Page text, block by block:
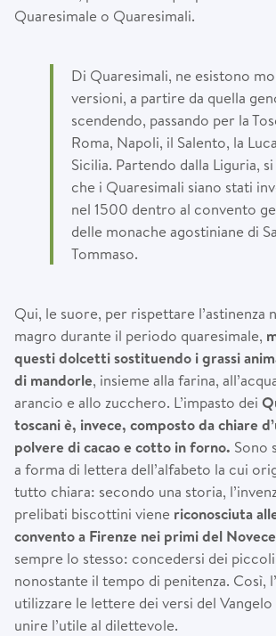
Quaresimale o Quaresimali.
Di Quaresimali, ne esistono
versioni, a partire da quella
scendendo, passando per la
Roma, Napoli, il Salento, la
Sicilia. Partendo dalla Liguria,
che i Quaresimali siano stati
nel 1500 dentro al convento
delle monache agostiniane di
Tommaso.
Qui, le suore, per rispettare l’astinenza
magro durante il periodo quaresimale,
questi dolcetti sostituendo i grassi
di mandorle, insieme alla farina,
arancio e allo zucchero. L’impasto dei
toscaniè, invece, composto da chiare
polvere di cacao e cotto in forno. Sono
a forma di lettera dell’alfabeto la cui
tutto chiara: secondo una storia,
prelibati biscottini viene riconosciuta
convento a Firenze nei primi del
sempre lo stesso: concedersi dei
nonostante il tempo di penitenza. Così,
utilizzare le lettere dei versi del
unire l’utile al dilettevole.